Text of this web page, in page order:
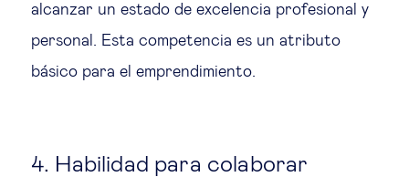
alcanzar un estado de excelencia profesional y
personal. Esta competencia es un atributo
básico para el emprendimiento.
4. Habilidad para colaborar